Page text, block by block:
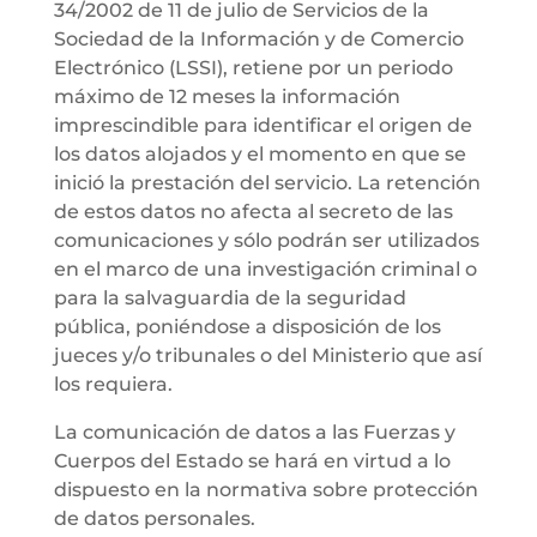
34/2002 de 11 de julio de Servicios de la
Sociedad de la Información y de Comercio
Electrónico (LSSI), retiene por un periodo
máximo de 12 meses la información
imprescindible para identificar el origen de
los datos alojados y el momento en que se
inició la prestación del servicio. La retención
de estos datos no afecta al secreto de las
comunicaciones y sólo podrán ser utilizados
en el marco de una investigación criminal o
para la salvaguardia de la seguridad
pública, poniéndose a disposición de los
jueces y/o tribunales o del Ministerio que así
los requiera.
La comunicación de datos a las Fuerzas y
Cuerpos del Estado se hará en virtud a lo
dispuesto en la normativa sobre protección
de datos personales.